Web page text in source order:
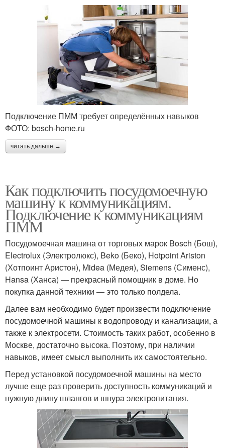
Подключение ПММ требует определённых навыков
ФОТО: bosch-home.ru
читать дальше →
Как подключить посудомоечную
машину к коммуникациям.
Подключение к коммуникациям
ПММ
Посудомоечная машина от торговых марок Bosch (Бош),
Electrolux (Электролюкс), Beko (Беко), Hotpoint Ariston
(Хотпоинт Аристон), Midea (Медея), Siemens (Сименс),
Hansa (Ханса) — прекрасный помощник в доме. Но
покупка данной техники — это только полдела.
Далее вам необходимо будет произвести подключение
посудомоечной машины к водопроводу и канализации, а
также к электросети. Стоимость таких работ, особенно в
Москве, достаточно высока. Поэтому, при наличии
навыков, имеет смысл выполнить их самостоятельно.
Перед установкой посудомоечной машины на место
лучше еще раз проверить доступность коммуникаций и
нужную длину шлангов и шнура электропитания.